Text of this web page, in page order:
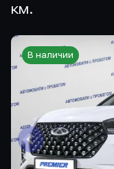
км.
В наличии